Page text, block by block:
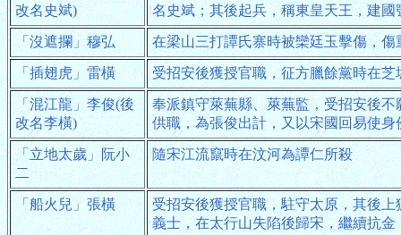
改名史斌)
名史斌；其後起兵，稱東皇天王，建
「沒遮攔」穆弘 在梁山三打譚氏寨時被欒廷玉擊傷，傷
「插翅虎」雷橫 受招安後獲授官職，征方臘餘黨時在芝
「混江龍」李俊(後
改名李橫)
奉派鎮守萊蕪縣、萊蕪監，受招安後
供職，為張俊出計，又以宋國回易使
「立地太歲」阮小
二
隨宋江流竄時在汶河為譚仁所殺
「船火兒」張橫
受招安後獲授官職，駐守太原，其後
義士，在太行山失陷後歸宋，繼續抗金